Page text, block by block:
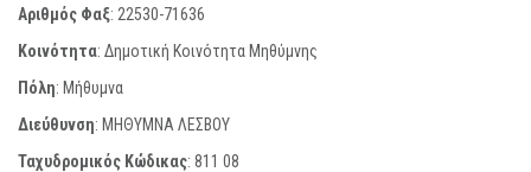
Αριθμός Φαξ: 22530-71636
Κοινότητα: Δημοτική Κοινότητα Μηθύμνης
Πόλη: Μήθυμνα
Διεύθυνση: ΜΗΘΥΜΝΑ ΛΕΣΒΟΥ
Ταχυδρομικός Κώδικας: 811 08